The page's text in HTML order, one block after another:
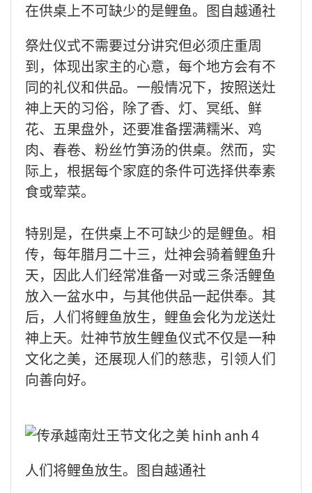
在供桌上不可缺少的是鲤鱼。图自越通社
祭灶仪式不需要过分讲究但必须庄重周
到，体现出家主的心意，每个地方会有不
同的礼仪和供品。一般情况下，按照送灶
神上天的习俗，除了香、灯、冥纸、鲜
花、五果盘外，还要准备摆满糯米、鸡
肉、春卷、粉丝竹笋汤的供桌。然而，实
际上，根据每个家庭的条件可选择供奉素
食或荤菜。
特别是，在供桌上不可缺少的是鲤鱼。相
传，每年腊月二十三，灶神会骑着鲤鱼升
天，因此人们经常准备一对或三条活鲤鱼
放入一盆水中，与其他供品一起供奉。其
后，人们将鲤鱼放生，鲤鱼会化为龙送灶
神上天。灶神节放生鲤鱼仪式不仅是一种
文化之美，还展现人们的慈悲，引领人们
向善向好。
人们将鲤鱼放生。图自越通社